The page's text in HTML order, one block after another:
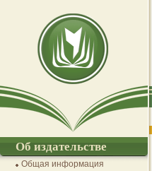
Об издательстве
Общая информация